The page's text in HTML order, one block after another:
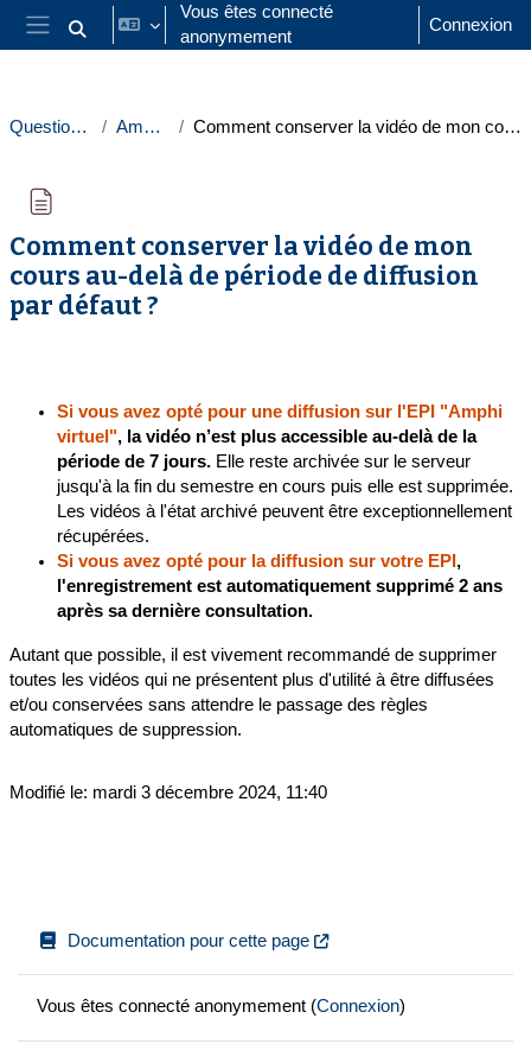
Passer au contenu principal
Panneau latéral
Activer/désactiver la saisie de recherche
Vous êtes connecté
anonymement
Connexion
Questions fréquentes Amphis virtuels Comment conserver la vidéo de mon cours au-delà de période de diffusion par défaut ?
Comment conserver la vidéo de mon
cours au-delà de période de diffusion
par défaut ?
Si vous avez opté pour une diffusion sur l'EPI "Amphi
virtuel", la vidéo n’est plus accessible au-delà de la
période de 7 jours. Elle reste archivée sur le serveur
jusqu'à la fin du semestre en cours puis elle est supprimée.
Les vidéos à l'état archivé peuvent être exceptionnellement
récupérées.
Si vous avez opté pour la diffusion sur votre EPI ,
l'enregistrement est automatiquement supprimé 2 ans
après sa dernière consultation.
Autant que possible, il est vivement recommandé de supprimer
toutes les vidéos qui ne présentent plus d'utilité à être diffusées
et/ou conservées sans attendre le passage des règles
automatiques de suppression.
Modifié le: mardi 3 décembre 2024, 11:40
Documentation pour cette page
Vous êtes connecté anonymement (Connexion)